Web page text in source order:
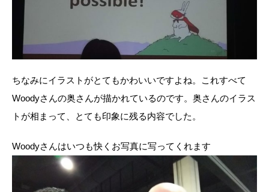
ちなみにイラストがとてもかわいいですよね。これすべて
Woodyさんの奥さんが描かれているのです。奥さんのイラス
トが相まって、とても印象に残る内容でした。
Woodyさんはいつも快くお写真に写ってくれます